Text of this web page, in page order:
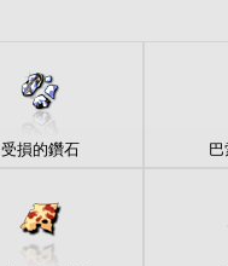
受損的鑽石